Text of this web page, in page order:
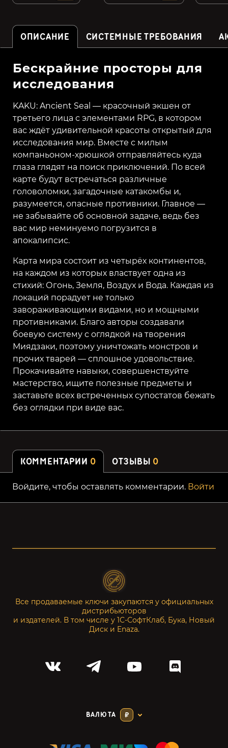
ОПИСАНИЕ СИСТЕМНЫЕ ТРЕБОВАНИЯ
Бескрайние просторы для
исследования
KAKU: Ancient Seal — красочный экшен от
третьего лица с элементами RPG, в котором
вас ждёт удивительной красоты открытый для
исследования мир. Вместе с милым
компаньоном-хрюшкой отправляйтесь куда
глаза глядят на поиск приключений. По всей
карте будут встречаться различные
головоломки, загадочные катакомбы и,
разумеется, опасные противники. Главное —
не забывайте об основной задаче, ведь без
вас мир неминуемо погрузится в
апокалипсис.
Карта мира состоит из четырёх континентов,
на каждом из которых властвует одна из
стихий: Огонь, Земля, Воздух и Вода. Каждая из
локаций порадует не только
завораживающими видами, но и мощными
противниками. Благо авторы создавали
боевую систему с оглядкой на творения
Миядзаки, поэтому уничтожать монстров и
прочих тварей — сплошное удовольствие.
Прокачивайте навыки, совершенствуйте
мастерство, ищите полезные предметы и
заставьте всех встреченных супостатов бежать
без оглядки при виде вас.
КОММЕНТАРИИ 0 ОТЗЫВЫ 0
Войдите, чтобы оставлять комментарии. Войти
Все продаваемые ключи закупаются у официальных
дистрибьюторов
и издателей. В том числе у 1С-СофтКлаб, Бука, Новый
Диск и Enaza.
ВАЛЮТА ₽